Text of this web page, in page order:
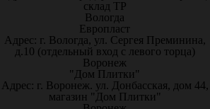
склад ТР
Вологда
Европласт
Адрес: г. Вологда, ул. Сергея Преминина,
д.10 (отдельный вход с левого торца)
Воронеж
"Дом Плитки"
Адрес: г. Воронеж. ул. Донбасская, дом 44,
магазин "Дом Плитки"